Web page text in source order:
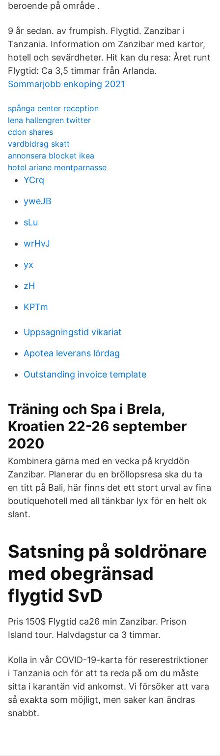
beroende på område .
9 år sedan. av frumpish. Flygtid. Zanzibar i
Tanzania. Information om Zanzibar med kartor,
hotell och sevärdheter. Hit kan du resa: Året runt
Flygtid: Ca 3,5 timmar från Arlanda.
Sommarjobb enkoping 2021
spånga center reception
lena hallengren twitter
cdon shares
vardbidrag skatt
annonsera blocket ikea
hotel ariane montparnasse
YCrq
yweJB
sLu
wrHvJ
yx
zH
KPTm
Uppsagningstid vikariat
Apotea leverans lördag
Outstanding invoice template
Träning och Spa i Brela,
Kroatien 22-26 september
2020
Kombinera gärna med en vecka på kryddön
Zanzibar. Planerar du en bröllopsresa ska du ta
en titt på Bali, här finns det ett stort urval av fina
boutiquehotell med all tänkbar lyx för en helt ok
slant.
Satsning på soldrönare
med obegränsad
flygtid SvD
Pris 150$ Flygtid ca26 min Zanzibar. Prison
Island tour. Halvdagstur ca 3 timmar.
Kolla in vår COVID-19-karta för reserestriktioner
i Tanzania och för att ta reda på om du måste
sitta i karantän vid ankomst. Vi försöker att vara
så exakta som möjligt, men saker kan ändras
snabbt.